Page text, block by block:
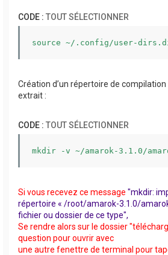
CODE : TOUT SÉLECTIONNER
source ~/.config/user-
Création d’un répertoire de
extrait :
CODE : TOUT SÉLECTIONNER
mkdir -v ~/amarok-3.1.0/
Si vous recevez ce message "mkdir:
répertoire « /root/amarok-3.1.0/
fichier ou dossier de ce type",
Se rendre alors sur le dossier
question pour ouvrir avec
une autre fenettre de terminal pour